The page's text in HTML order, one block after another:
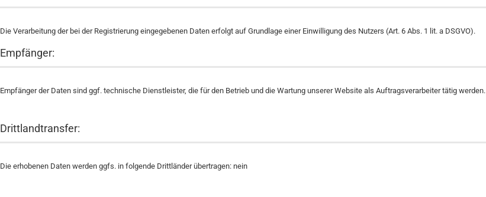
Die Verarbeitung der bei der Registrierung eingegebenen Daten erfolgt auf Grundlage einer Einwilligung des Nutzers (Art. 6 Abs. 1 lit. a DSGVO).
Empfänger:
Empfänger der Daten sind ggf. technische Dienstleister, die für den Betrieb und die Wartung unserer Website als Auftragsverarbeiter tätig werden.
Drittlandtransfer:
Die erhobenen Daten werden ggfs. in folgende Drittländer übertragen: nein